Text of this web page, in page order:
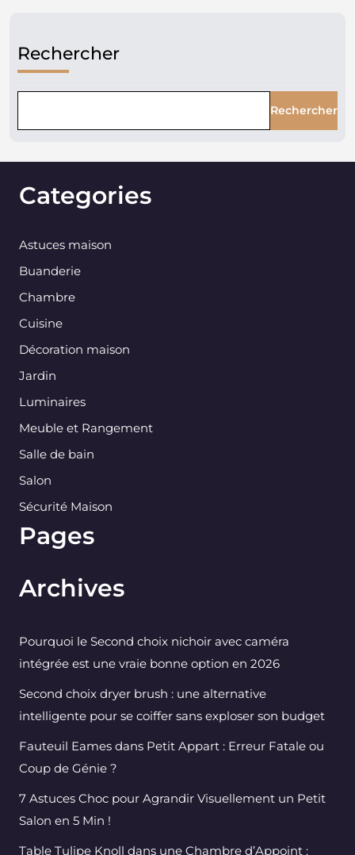
Rechercher
Rechercher
Categories
Astuces maison
Buanderie
Chambre
Cuisine
Décoration maison
Jardin
Luminaires
Meuble et Rangement
Salle de bain
Salon
Sécurité Maison
Pages
Archives
Pourquoi le Second choix nichoir avec caméra
intégrée est une vraie bonne option en 2026
Second choix dryer brush : une alternative
intelligente pour se coiffer sans exploser son budget
Fauteuil Eames dans Petit Appart : Erreur Fatale ou
Coup de Génie ?
7 Astuces Choc pour Agrandir Visuellement un Petit
Salon en 5 Min !
Table Tulipe Knoll dans une Chambre d’Appoint :